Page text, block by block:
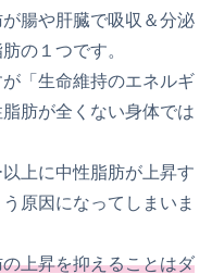
腸や肝臓で吸収＆分泌
の１つです。
「生命維持のエネルギ
肪が全くない身体では
上に中性脂肪が上昇す
原因になってしまいま
上昇を抑えることはダ